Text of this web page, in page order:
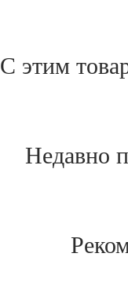
С этим
Недавно